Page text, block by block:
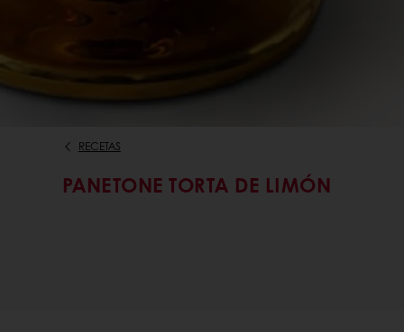
RECETAS
PANETONE TORTA DE LIMÓN